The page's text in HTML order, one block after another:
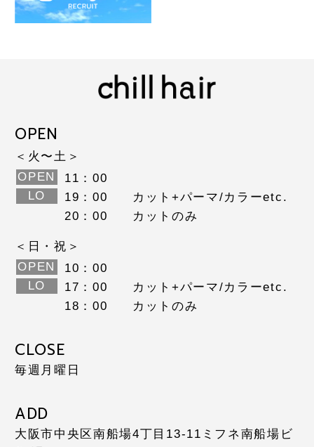
OPEN
＜火〜土＞
OPEN
11：00
LO
19：00
カット+パーマ/カラーetc.
20：00
カットのみ
＜日・祝＞
OPEN
10：00
LO
17：00
カット+パーマ/カラーetc.
18：00
カットのみ
CLOSE
毎週月曜日
ADD
大阪市中央区南船場4丁目13-11 ミフネ南船場ビ